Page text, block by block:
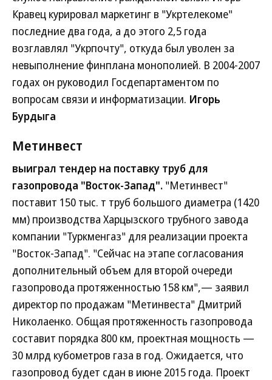
Кравец курировал маркетинг в "Укртелекоме"
последние два года, а до этого 2,5 года
возглавлял "Укрпочту", откуда был уволен за
невыполнение финплана монополией. В 2004-2007
годах он руководил Госдепартаментом по
вопросам связи и информатизации. Игорь
Бурдыга
Метинвест
выиграл тендер на поставку труб для
газопровода "Восток-Запад". "Метинвест"
поставит 150 тыс. т труб большого диаметра (1420
мм) производства Харцызского трубного завода
компании "Туркменгаз" для реализации проекта
"Восток-Запад". "Сейчас на этапе согласования
дополнительный объем для второй очереди
газопровода протяженностью 158 км",— заявил
директор по продажам "Метинвеста" Дмитрий
Николаенко. Общая протяженность газопровода
составит порядка 800 км, проектная мощность —
30 млрд кубометров газа в год. Ожидается, что
газопровод будет сдан в июне 2015 года. Проект